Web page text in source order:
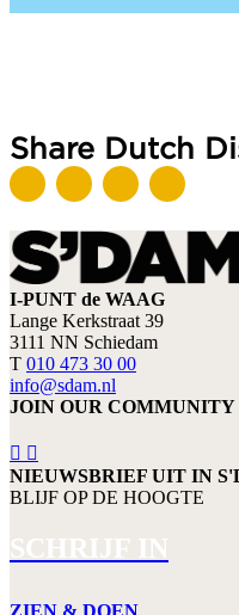
Share Dutch
I-PUNT de WAAG
Lange Kerkstraat 39
3111 NN Schiedam
T 010 473 30 00
info@sdam.nl
JOIN OUR COMMUNITY
NIEUWSBRIEF UIT IN
BLIJF OP DE HOOGTE
SCHRIJF IN